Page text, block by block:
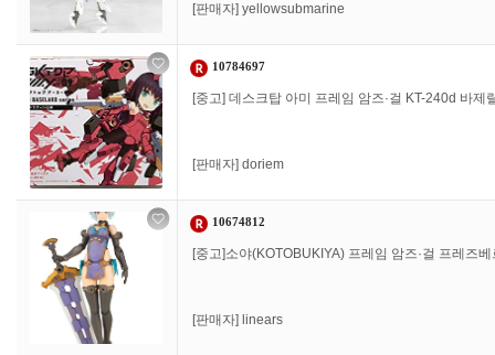
[판매자] yellowsubmarine
10784697
[중고] 데스크탑 아미 프레임 암즈·걸 KT-240d 바
[판매자] doriem
10674812
[중고]소야(KOTOBUKIYA) 프레임 암즈·걸 프레즈
[판매자] linears